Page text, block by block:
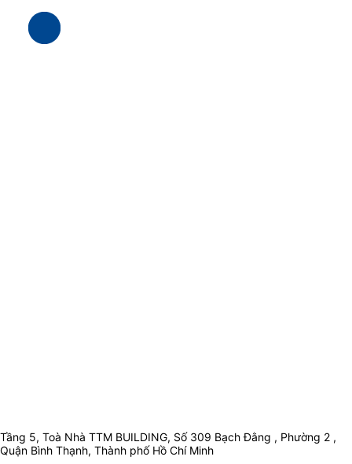
Tầng 5, Toà Nhà TTM BUILDING, Số 309 Bạch Đằng , Phường 2 ,
Quận Bình Thạnh, Thành phố Hồ Chí Minh